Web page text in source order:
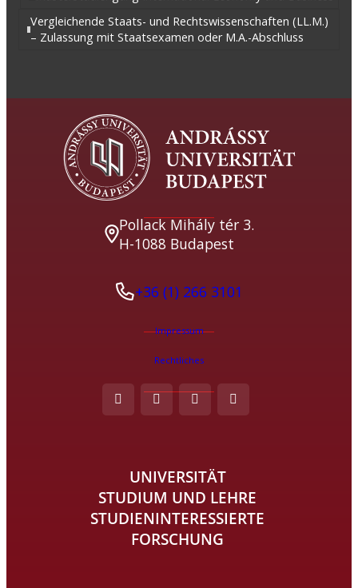
Vergleichende Staats- und Rechtswissenschaften (LL.M.)
– Zulassung mit Staatsexamen oder M.A.-Abschluss
Pollack Mihály tér 3.
H-1088 Budapest
+36 (1) 266 3101
Impressum
Rechtliches
UNIVERSITÄT
STUDIUM UND LEHRE
STUDIENINTERESSIERTE
FORSCHUNG